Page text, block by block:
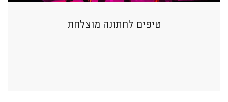
טיפים לחתונה מוצלחת